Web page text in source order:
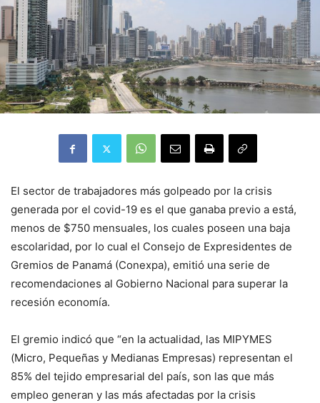
El sector de trabajadores más golpeado por la crisis
generada por el covid-19 es el que ganaba previo a está,
menos de $750 mensuales, los cuales poseen una baja
escolaridad, por lo cual el Consejo de Expresidentes de
Gremios de Panamá (Conexpa), emitió una serie de
recomendaciones al Gobierno Nacional para superar la
recesión economía.
El gremio indicó que “en la actualidad, las MIPYMES
(Micro, Pequeñas y Medianas Empresas) representan el
85% del tejido empresarial del país, son las que más
empleo generan y las más afectadas por la crisis